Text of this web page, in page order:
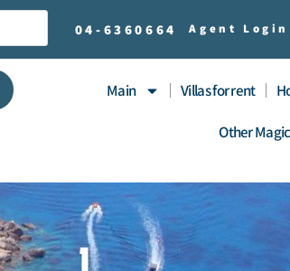
04- 6360664 Agent Login
Main Villas for rent
Other